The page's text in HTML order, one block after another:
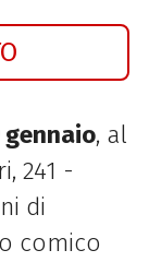
gennaio, al
241 -
di
comico